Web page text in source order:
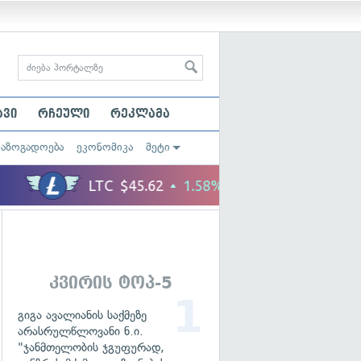
რჩეული რეკლამა
ეკონომიკა მეტი
კვირის ტოპ-5
გიგა ავალიანის საქმეზე
არასრულწლოვანი ნ.ი.
"ჯანმთელობის ჯგუფურად,